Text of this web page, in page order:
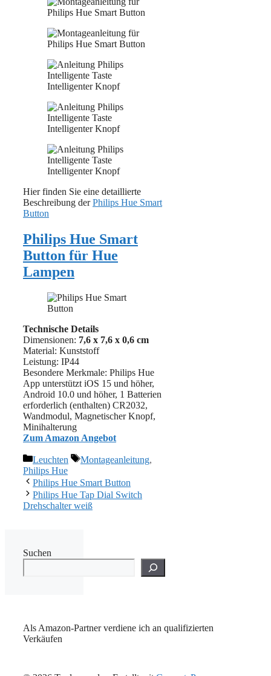
Hier finden Sie eine detaillierte
Beschreibung derPhilips Hue Smart
Button
Philips Hue Smart
Button für Hue
Lampen
Technische Details
Dimensionen: 7,6 x 7,6 x 0,6 cm
Material: ‎Kunststoff
Leistung: IP44
Besondere Merkmale: Philips Hue
App unterstützt iOS 15 und höher,
Android 10.0 und höher, 1 Batterien
erforderlich (enthalten) CR2032,
Wandmodul, Magnetischer Knopf,
Minihalterung
Zum Amazon Angebot
Kategorien
Leuchten Schlagwörter
Montageanleitung,
Philips Hue
Philips Hue Smart Button
Philips Hue Tap Dial Switch
Drehschalter weiß
Suchen
Als Amazon-Partner verdiene ich an qualifizierten
Verkäufen